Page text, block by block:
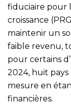
fiduciaire pour
croissance
maintenir un
faible revenu,
pour certains
2024, huit
mesure en
financières.